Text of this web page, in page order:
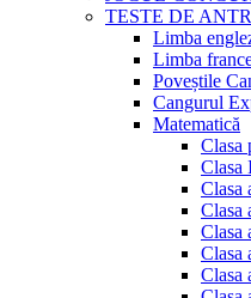
TESTE DE
Limba
Limba
Poveștile
Cangurul
Matematică
Clasa
Clasa
Clasa
Clasa
Clasa
Clasa
Clasa